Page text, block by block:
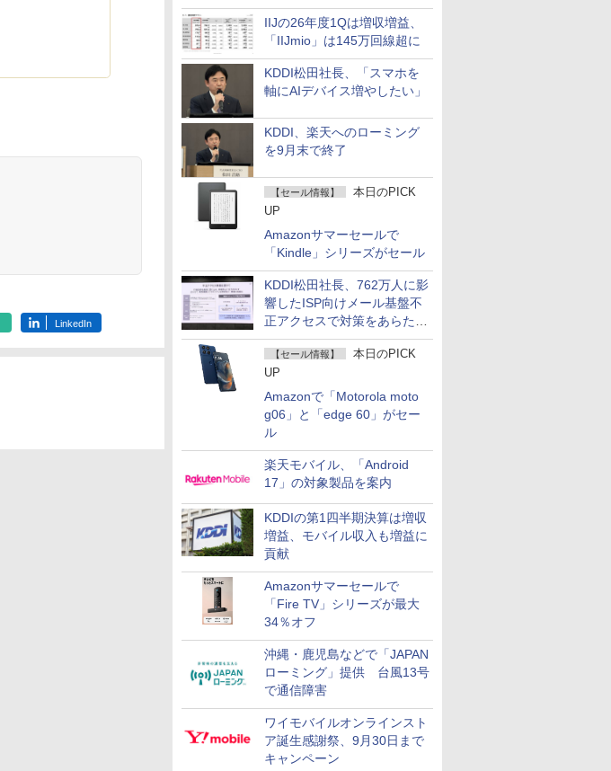
る」
IIJの26年度1Qは増収増益、
「IIJmio」は145万回線超に
KDDI松田社長、「スマホを
軸にAIデバイス増やしたい」
KDDI、楽天へのローミング
を9月末で終了
【セール情報】
本日のPICK
UP
Amazonサマーセールで
「Kindle」シリーズがセール
KDDI松田社長、762万人に影
響したISP向けメール基盤不
正アクセスで対策をあらため
て説明
【セール情報】
本日のPICK
UP
Amazonで「Motorola moto
g06」と「edge 60」がセー
ル
楽天モバイル、「Android
17」の対象製品を案内
KDDIの第1四半期決算は増収
増益、モバイル収入も増益に
貢献
Amazonサマーセールで
「Fire TV」シリーズが最大
34％オフ
沖縄・鹿児島などで「JAPAN
ローミング」提供 台風13号
で通信障害
ワイモバイルオンラインスト
ア誕生感謝祭、9月30日まで
キャンペーン
LinkedIn